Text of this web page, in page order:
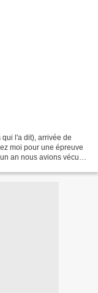
l'a dit), arrivée de
moi pour une épreuve
an nous avions vécu